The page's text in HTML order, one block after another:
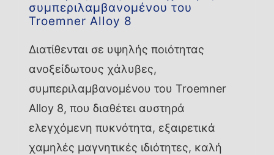
συμπεριλαμβανομένου του
Troemner Alloy 8
Διατίθενται σε υψηλής ποιότητας
ανοξείδωτους χάλυβες,
συμπεριλαμβανομένου του Troemner
Alloy 8, που διαθέτει αυστηρά
ελεγχόμενη πυκνότητα, εξαιρετικά
χαμηλές μαγνητικές ιδιότητες, καλή